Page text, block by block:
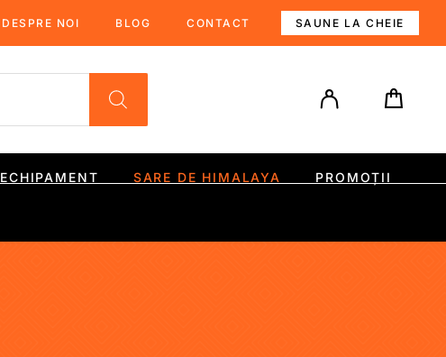
SAUNE LA CHEIE
DESPRE NOI BLOG CONTACT
ECHIPAMENT SARE DE HIMALAYA PROMOȚII